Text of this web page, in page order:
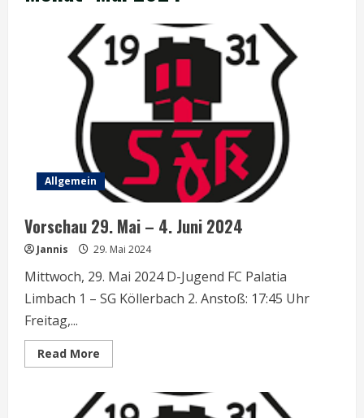
Allgemein
Vorschau 29. Mai – 4. Juni 2024
Jannis 29. Mai 2024
Mittwoch, 29. Mai 2024 D-Jugend FC Palatia
Limbach 1 – SG Köllerbach 2. Anstoß: 17:45 Uhr
Freitag,...
Read More
more
29.
Mai